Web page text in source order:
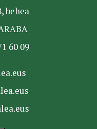
behea
60 09